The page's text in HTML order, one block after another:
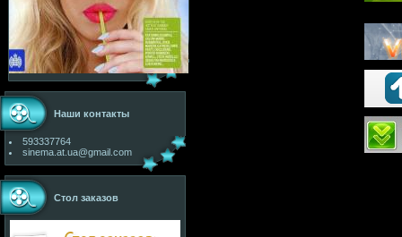
Наши контакты
593337764
sinema.at.ua@gmail.com
Стол заказов